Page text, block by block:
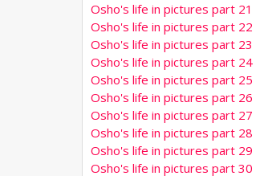
Osho's life in pictures part 21
Osho's life in pictures part 22
Osho's life in pictures part 23
Osho's life in pictures part 24
Osho's life in pictures part 25
Osho's life in pictures part 26
Osho's life in pictures part 27
Osho's life in pictures part 28
Osho's life in pictures part 29
Osho's life in pictures part 30